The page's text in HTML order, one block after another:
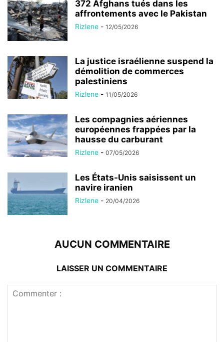
372 Afghans tués dans les
affrontements avec le Pakistan
Rizlene - 12/05/2026
La justice israélienne suspend la
démolition de commerces
palestiniens
Rizlene - 11/05/2026
Les compagnies aériennes
européennes frappées par la
hausse du carburant
Rizlene - 07/05/2026
Les États-Unis saisissent un
navire iranien
Rizlene - 20/04/2026
AUCUN COMMENTAIRE
LAISSER UN COMMENTAIRE